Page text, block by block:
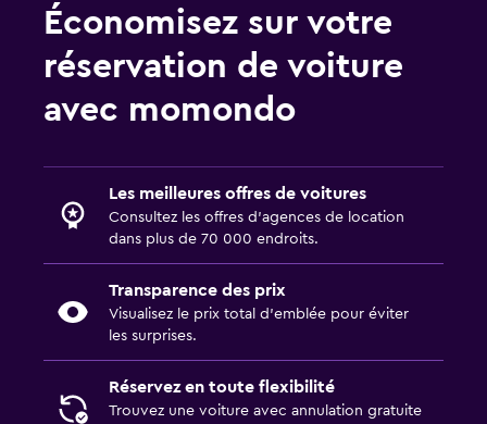
Économisez sur votre
réservation de voiture
avec momondo
Les meilleures offres de voitures
Consultez les offres d’agences de location
dans plus de 70 000 endroits.
Transparence des prix
Visualisez le prix total d’emblée pour éviter
les surprises.
Réservez en toute flexibilité
Trouvez une voiture avec annulation gratuite